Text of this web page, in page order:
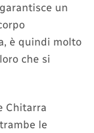
un
è quindi molto
che si
Chitarra
le